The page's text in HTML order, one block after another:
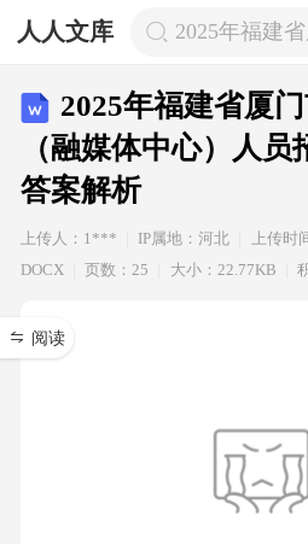
人人文库 2025年福建
2025年福建省厦
（融媒体中心）人
答案解析
上传人：1*** IP属地：河北 上传时
DOCX
页数：25 大小：22.77KB
阅读